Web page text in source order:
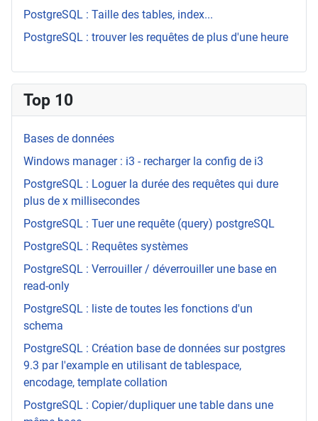
PostgreSQL : Taille des tables, index...
PostgreSQL : trouver les requêtes de plus d'une heure
Top 10
Bases de données
Windows manager : i3 - recharger la config de i3
PostgreSQL : Loguer la durée des requêtes qui dure
plus de x millisecondes
PostgreSQL : Tuer une requête (query) postgreSQL
PostgreSQL : Requêtes systèmes
PostgreSQL : Verrouiller / déverrouiller une base en
read-only
PostgreSQL : liste de toutes les fonctions d'un
schema
PostgreSQL : Création base de données sur postgres
9.3 par l'example en utilisant de tablespace,
encodage, template collation
PostgreSQL : Copier/dupliquer une table dans une